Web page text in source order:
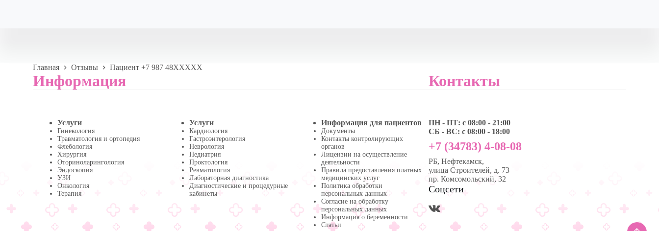
Главная Отзывы Пациент +7 987 48XXXXX
Информация
Услуги
Гинекология
Травматология и ортопедия
Флебология
Хирургия
Оториноларингология
Эндоскопия
УЗИ
Онкология
Терапия
Услуги
Кардиология
Гастроэнтерология
Неврология
Педиатрия
Проктология
Ревматология
Лабораторная диагностика
Диагностические и процедурные
кабинеты
Информация для пациентов
Документы
Контакты контролирующих
органов
Лицензии на осуществление
деятельности
Правила предоставления платных
медицинских услуг
Политика обработки
персональных данных
Согласие на обработку
персональных данных
Информация о беременности
Статьи
Контакты
ПН - ПТ: с 08:00 - 21:00
СБ - ВС: с 08:00 - 18:00
+7 (34783) 4-08-08
РБ, Нефтекамск,
улица Строителей, д. 73
пр. Комсомольский, 32
Соцсети